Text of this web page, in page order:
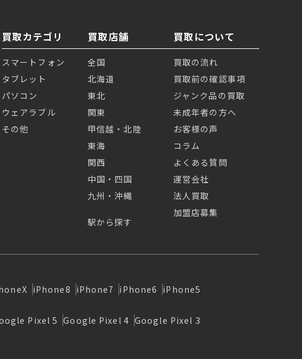
買取カテゴリ
スマートフォン
タブレット
パソコン
ウェアラブル
その他
買取店舗
全国
北海道
東北
関東
甲信越・北陸
東海
関西
中国・四国
九州・沖縄
駅から探す
買取について
買取の流れ
買取前の確認事項
ジャンク品の買取
未成年者の方へ
お客様の声
コラム
よくある質問
運営会社
法人買取
加盟店募集
iPhone8 iPhone7 iPhone6 iPhone5
Pixel 5 Google Pixel 4 Google Pixel 3